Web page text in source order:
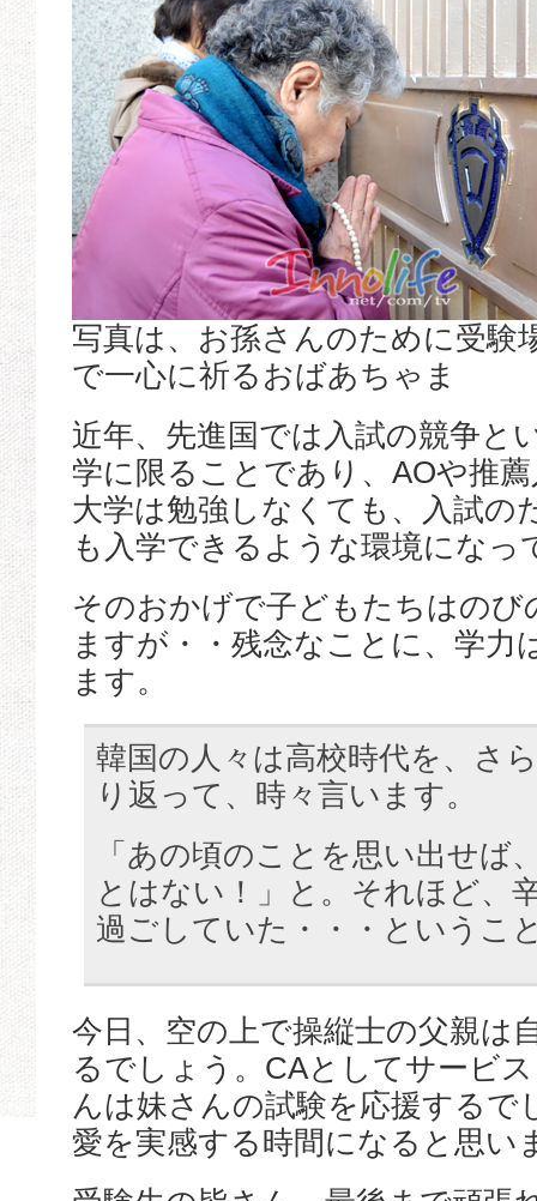
写真は、お孫さんのために受験
で一心に祈るおばあちゃま
近年、先進国では入試の競争と
学に限ることであり、AOや推
大学は勉強しなくても、入試の
も入学できるような環境になっ
そのおかげで子どもたちはのび
ますが・・残念なことに、学力
ます。
韓国の人々は高校時代を、さ
り返って、時々言います。
「あの頃のことを思い出せば
とはない！」と。それほど、
過ごしていた・・・というこ
今日、空の上で操縦士の父親は
るでしょう。CAとしてサービ
んは妹さんの試験を応援するで
愛を実感する時間になると思い